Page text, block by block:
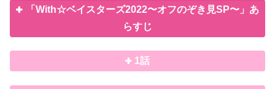
「With☆ベイスターズ2022〜オフのぞき見SP〜」あ
らすじ
1話